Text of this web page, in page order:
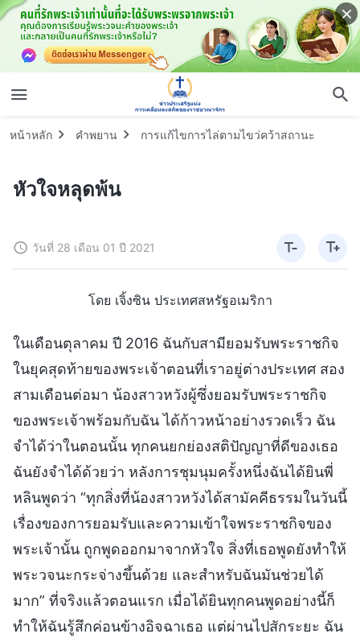
หน้าหลัก คำพยาน การแก้ไขการไล่ตามไขว่คว้าสถานะ
หัวใจหลุดพ้น
วันที่ 28 เดือน 01 ปี 2021
โดย เจิ้งซิน ประเทศสหรัฐอเมริกา
ในเดือนตุลาคม ปี 2016 ฉันกับสามียอมรับพระราชกิจ
ในยุคสุดท้ายของพระเจ้าตอนที่เราอยู่ต่างประเทศ สอง
สามเดือนต่อมา น้องสาวหวังผู้ซึ่งยอมรับพระราชกิจ
ของพระเจ้าพร้อมกับฉัน ได้ก้าวหน้าอย่างรวดเร็ว ฉัน
จำได้ว่าในตอนนั้น ทุกคนยกย่องสติปัญญาที่ดีของเธอ
ฉันยังจำได้ด้วยว่า หลังการชุมนุมครั้งหนึ่งฉันได้ยินพี่
หลินพูดว่า “ทุกสิ่งที่น้องสาวหวังได้สามัคคีธรรมในวันนี้
เรื่องของการยอมรับและความเข้าใจพระราชกิจของ
พระเจ้านั้น ถูกพูดออกมาจากหัวใจ สิ่งที่เธอพูดยังทำให้
พระวจนะกระจ่างขึ้นด้วย และสำหรับฉันมันช่วยได้
มาก” ที่จริงแล้วตอนแรก เมื่อได้ยินทุกคนพูดอย่างนี้ก็
ทำให้ฉันรู้สึกค่อนข้างอิจฉาเธอ แต่ผ่านไปสักระยะ ฉัน